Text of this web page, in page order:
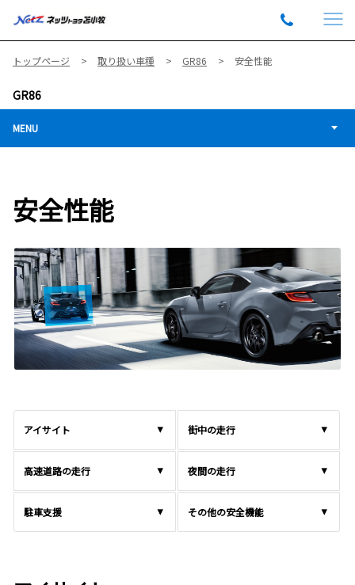
トップページ 取り扱い車種 GR86 安全性能
GR86
MENU
安全性能
アイサイト 街中の走行
高速道路の走行 夜間の走行
駐車支援 その他の安全機能